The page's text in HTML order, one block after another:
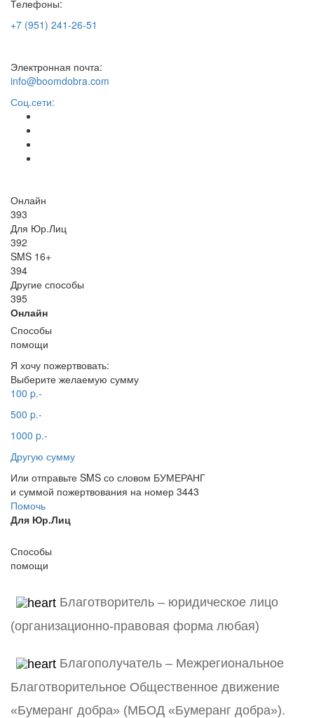
Телефоны:
+7 (951) 241-26-51
Электронная почта:
info@boomdobra.com
Соц.сети:
Онлайн
393
Для Юр.Лиц
392
SMS 16+
394
Другие способы
395
Онлайн
Способы
помощи
Я хочу пожертвовать:
Выберите желаемую сумму
100 p.-
500 p.-
1000 p.-
Другую сумму
Или отправьте SMS со словом БУМЕРАНГ
и суммой пожертвования на номер 3443
Помочь
Для Юр.Лиц
Способы
помощи
Благотворитель – юридическое лицо
(организационно-правовая форма любая)
Благополучатель – Межрегиональное
Благотворительное Общественное движение
«Бумеранг добра» (МБОД «Бумеранг добра»).